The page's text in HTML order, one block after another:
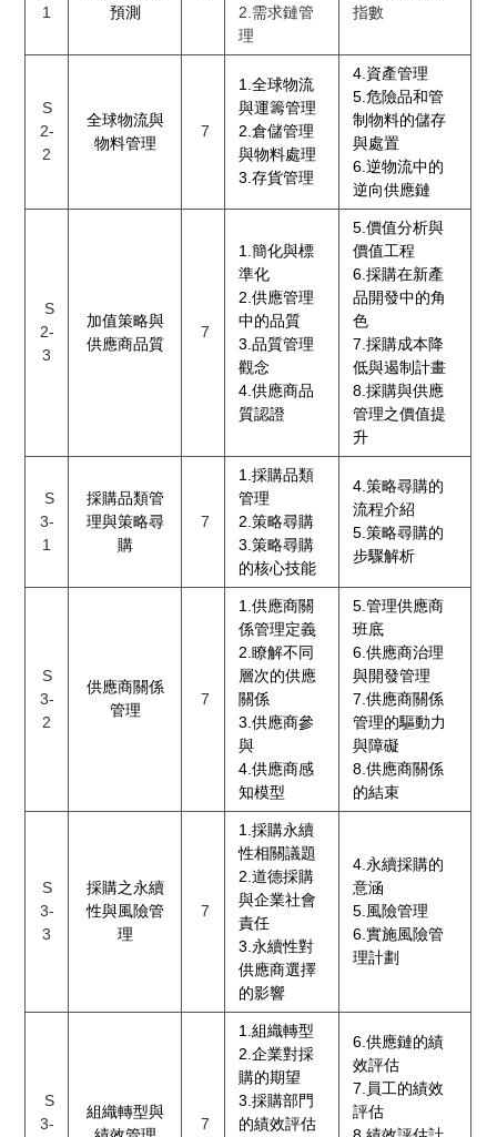
1
預測
2.需求鏈管
理
指數
S
2-
2
全球物流與
物料管理
7
1.全球物流
與運籌管理
2.倉儲管理
與物料處理
3.存貨管理
4.資產管理
5.危險品和管
制物料的儲存
與處置
6.逆物流中的
逆向供應鏈
S
2-
3
加值策略與
供應商品質
7
1.簡化與標
準化
2.供應管理
中的品質
3.品質管理
觀念
4.供應商品
質認證
5.價值分析與
價值工程
6.採購在新產
品開發中的角
色
7.採購成本降
低與遏制計畫
8.採購與供應
管理之價值提
升
S
3-
1
採購品類管
理與策略尋
購
7
1.採購品類
管理
2.策略尋購
3.策略尋購
的核心技能
4.策略尋購的
流程介紹
5.策略尋購的
步驟解析
S
3-
2
供應商關係
管理
7
1.供應商關
係管理定義
2.瞭解不同
層次的供應
關係
3.供應商參
與
4.供應商感
知模型
5.管理供應商
班底
6.供應商治理
與開發管理
7.供應商關係
管理的驅動力
與障礙
8.供應商關係
的結束
S
3-
3
採購之永續
性與風險管
理
7
1.採購永續
性相關議題
2.道德採購
與企業社會
責任
3.永續性對
供應商選擇
的影響
4.永續採購的
意涵
5.風險管理
6.實施風險管
理計劃
S
3-
組織轉型與
7
1.組織轉型
2.企業對採
購的期望
3.採購部門
的績效評估
6.供應鏈的績
效評估
7.員工的績效
評估